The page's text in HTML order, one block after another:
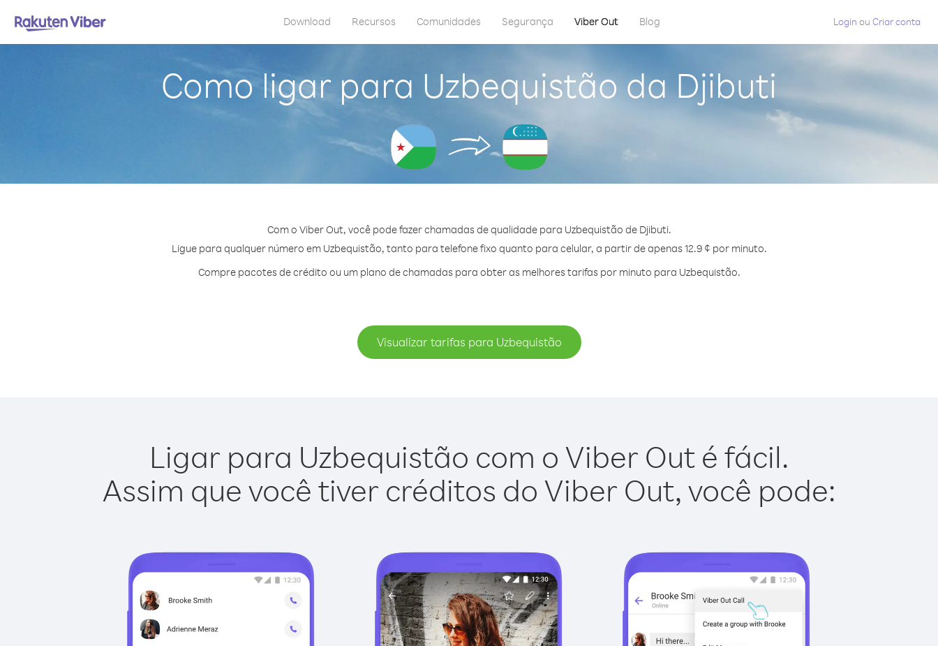
Download Recursos Comunidades Segurança Viber Out Blog Login ou Criar conta
Como ligar para Uzbequistão da Djibuti
Com o Viber Out, você pode fazer chamadas de qualidade para Uzbequistão de Djibuti.
Ligue para qualquer número em Uzbequistão, tanto para telefone fixo quanto para celular, a partir de apenas 12.9 ¢ por minuto.
Compre pacotes de crédito ou um plano de chamadas para obter as melhores tarifas por minuto para Uzbequistão.
Visualizar tarifas para Uzbequistão
Ligar para Uzbequistão com o Viber Out é fácil.
Assim que você tiver créditos do Viber Out, você pode: